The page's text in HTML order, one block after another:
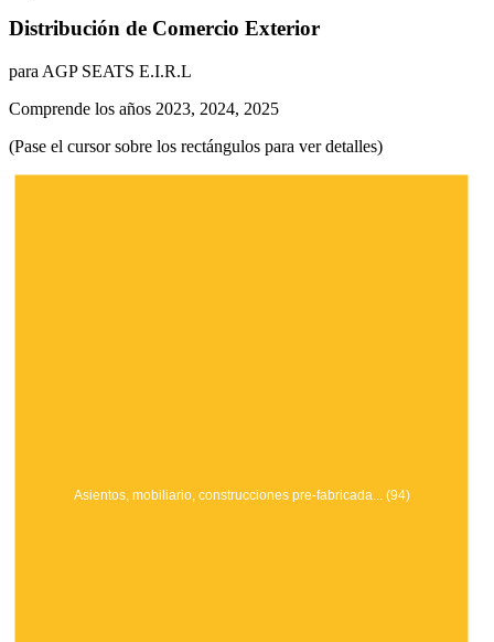
Distribución de Comercio Exterior
para AGP SEATS E.I.R.L
Comprende los años 2023, 2024, 2025
(Pase el cursor sobre los rectángulos para ver detalles)
Asientos, mobiliario, construcciones pre-fabricada... (94)